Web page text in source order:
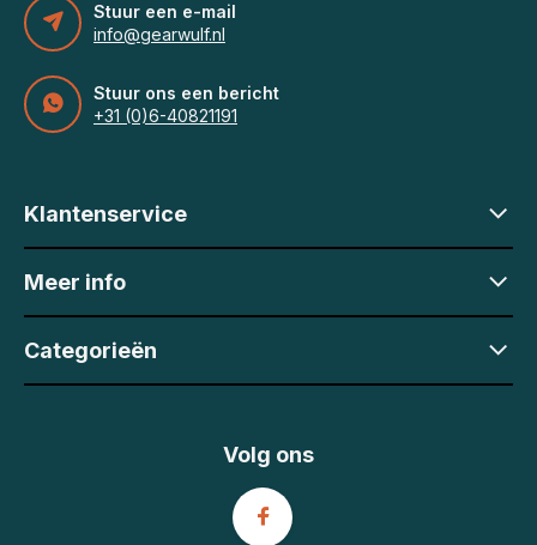
Stuur een e-mail
info@gearwulf.nl
Stuur ons een bericht
+31 (0)6-40821191
Klantenservice
Meer info
Categorieën
Volg ons